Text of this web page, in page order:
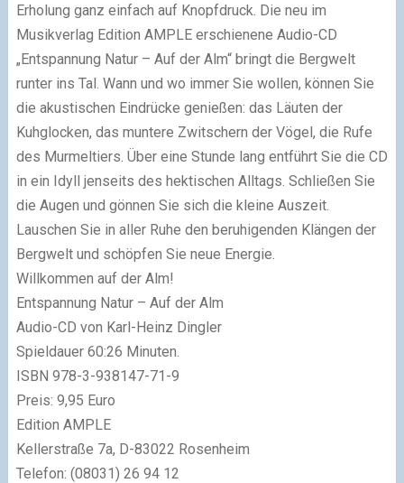
Erholung ganz einfach auf Knopfdruck. Die neu im
Musikverlag Edition AMPLE erschienene Audio-CD
„Entspannung Natur – Auf der Alm“ bringt die Bergwelt
runter ins Tal. Wann und wo immer Sie wollen, können Sie
die akustischen Eindrücke genießen: das Läuten der
Kuhglocken, das muntere Zwitschern der Vögel, die Rufe
des Murmeltiers. Über eine Stunde lang entführt Sie die CD
in ein Idyll jenseits des hektischen Alltags. Schließen Sie
die Augen und gönnen Sie sich die kleine Auszeit.
Lauschen Sie in aller Ruhe den beruhigenden Klängen der
Bergwelt und schöpfen Sie neue Energie.
Willkommen auf der Alm!
Entspannung Natur – Auf der Alm
Audio-CD von Karl-Heinz Dingler
Spieldauer 60:26 Minuten.
ISBN 978-3-938147-71-9
Preis: 9,95 Euro
Edition AMPLE
Kellerstraße 7a, D-83022 Rosenheim
Telefon: (08031) 26 94 12